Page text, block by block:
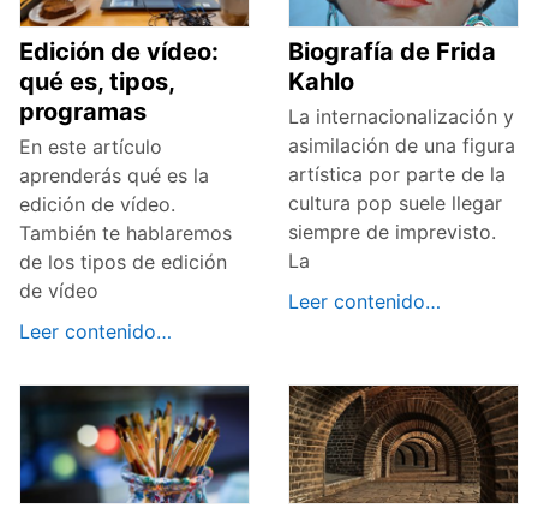
Edición de vídeo:
qué es, tipos,
programas
En este artículo
aprenderás qué es la
edición de vídeo.
También te hablaremos
de los tipos de edición
de vídeo
Leer contenido…
Biografía de Frida
Kahlo
La internacionalización y
asimilación de una figura
artística por parte de la
cultura pop suele llegar
siempre de imprevisto.
La
Leer contenido…